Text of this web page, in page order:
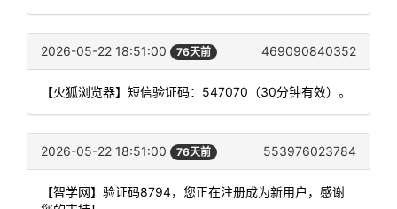
2026-05-22 18:51:00 76天前 469090840352
【火狐浏览器】短信验证码：547070（30分钟有效）。
2026-05-22 18:51:00 76天前 553976023784
【智学网】验证码8794，您正在注册成为新用户，感谢